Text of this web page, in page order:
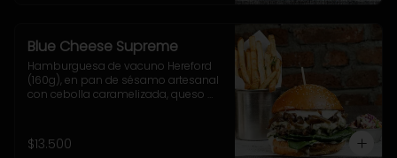
Blue Cheese Supreme
Hamburguesa de vacuno Hereford
(160g), en pan de sésamo artesanal
con cebolla caramelizada, queso
acompañamiento a elección.
$13.500